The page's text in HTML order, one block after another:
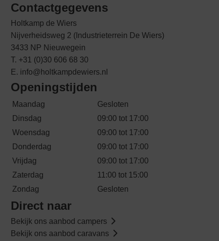
Contactgegevens
Holtkamp de Wiers
Nijverheidsweg 2 (Industrieterrein De Wiers)
3433 NP Nieuwegein
T. +31 (0)30 606 68 30
E. info@holtkampdewiers.nl
Openingstijden
Maandag
Gesloten
Dinsdag
09:00 tot 17:00
Woensdag
09:00 tot 17:00
Donderdag
09:00 tot 17:00
Vrijdag
09:00 tot 17:00
Zaterdag
11:00 tot 15:00
Zondag
Gesloten
Direct naar
Bekijk ons aanbod campers
Bekijk ons aanbod caravans